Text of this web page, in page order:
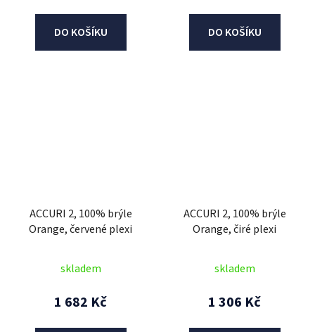
DO KOŠÍKU DO KOŠÍKU
ACCURI 2, 100% brýle
Orange, červené plexi
skladem
1 682 Kč
ACCURI 2, 100% brýle
Orange, čiré plexi
skladem
1 306 Kč